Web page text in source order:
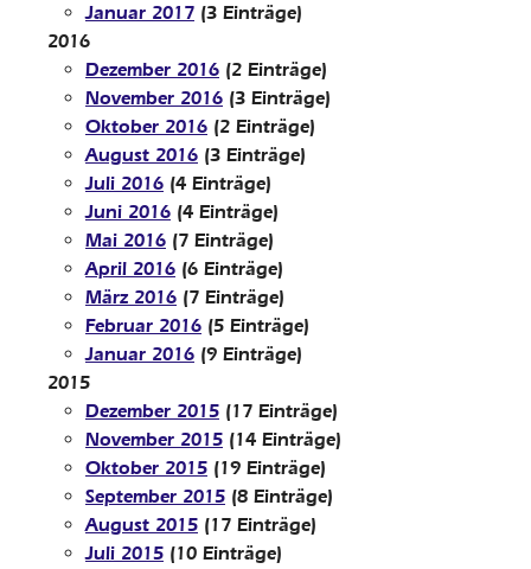
Januar 2017 (3 Einträge)
2016
Dezember 2016 (2 Einträge)
November 2016 (3 Einträge)
Oktober 2016 (2 Einträge)
August 2016 (3 Einträge)
Juli 2016 (4 Einträge)
Juni 2016 (4 Einträge)
Mai 2016 (7 Einträge)
April 2016 (6 Einträge)
März 2016 (7 Einträge)
Februar 2016 (5 Einträge)
Januar 2016 (9 Einträge)
2015
Dezember 2015 (17 Einträge)
November 2015 (14 Einträge)
Oktober 2015 (19 Einträge)
September 2015 (8 Einträge)
August 2015 (17 Einträge)
Juli 2015 (10 Einträge)